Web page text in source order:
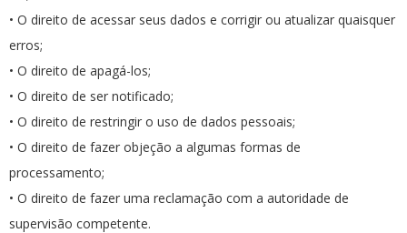
• O direito de acessar seus dados e corrigir ou atualizar quaisquer
erros;
• O direito de apagá-los;
• O direito de ser notificado;
• O direito de restringir o uso de dados pessoais;
• O direito de fazer objeção a algumas formas de
processamento;
• O direito de fazer uma reclamação com a autoridade de
supervisão competente.